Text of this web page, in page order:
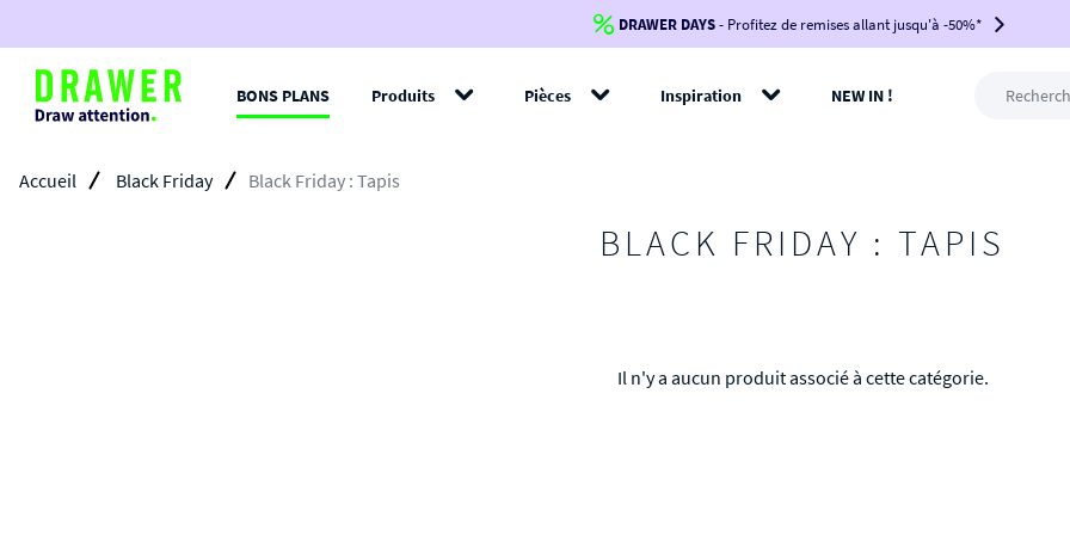
Jusqu'à-100€*sur votre commande !
BIKINI100
-voir conditions en bas de page-
DRAWER DAYS- Profitez de remises allant jusqu'à -50%*
BONS PLANS Produits Pièces Inspiration NEW IN !
Accueil Black Friday Black Friday : Tapis
BLACK FRIDAY : TAPIS
Il n'y a aucun produit associé à cette catégorie.